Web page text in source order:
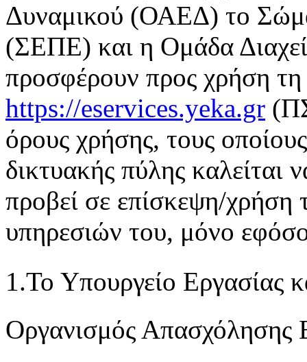
Δυναμικού (ΟΑΕΔ) το
(ΣΕΠΕ) και η Ομάδα
προσφέρουν προς χρήση τη
https://eservices.yeka.gr
όρους χρήσης, τους
δικτυακής πύλης καλείται
προβεί σε επίσκεψη/χρήση
υπηρεσιών του, μόνο
1.Το Υπουργείο Εργασίας
Οργανισμός